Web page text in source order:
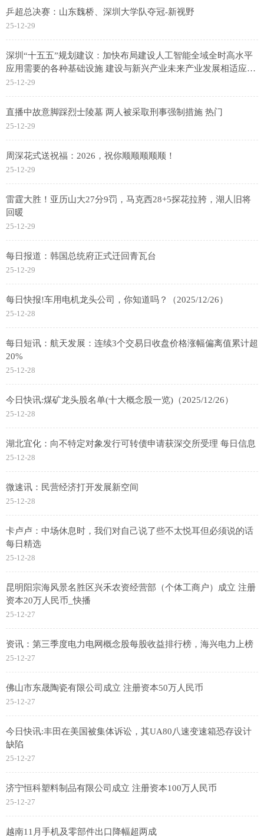
乒超总决赛：山东魏桥、深圳大学队夺冠-新视野
25-12-29
深圳“十五五”规划建议：加快布局建设人工智能全域全时高水平
应用需要的各种基础设施 建设与新兴产业未来产业发展相适应的
无人驾驶、低空运营等设施
25-12-29
直播中故意脚踩烈士陵墓 两人被采取刑事强制措施 热门
25-12-29
周深花式送祝福：2026，祝你顺顺顺顺顺！
25-12-29
雷霆大胜！亚历山大27分9罚，马克西28+5探花拉胯，湖人旧将
回暖
25-12-29
每日报道：韩国总统府正式迁回青瓦台
25-12-29
每日快报!车用电机龙头公司，你知道吗？（2025/12/26）
25-12-28
每日短讯：航天发展：连续3个交易日收盘价格涨幅偏离值累计超
20%
25-12-28
今日快讯:煤矿龙头股名单(十大概念股一览)（2025/12/26）
25-12-28
湖北宜化：向不特定对象发行可转债申请获深交所受理 每日信息
25-12-28
微速讯：民营经济打开发展新空间
25-12-28
卡卢卢：中场休息时，我们对自己说了些不太悦耳但必须说的话
每日精选
25-12-28
昆明阳宗海风景名胜区兴禾农资经营部（个体工商户）成立 注册
资本20万人民币_快播
25-12-27
资讯：第三季度电力电网概念股每股收益排行榜，海兴电力上榜
25-12-27
佛山市东晟陶瓷有限公司成立 注册资本50万人民币
25-12-27
今日快讯:丰田在美国被集体诉讼，其UA80八速变速箱恐存设计
缺陷
25-12-27
济宁恒科塑料制品有限公司成立 注册资本100万人民币
25-12-27
越南11月手机及零部件出口降幅超两成